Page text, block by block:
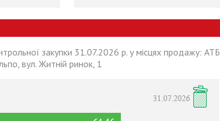
закупки 31.07.2026 р. у місцях продажу: АТБ,
вул. Житній ринок, 1